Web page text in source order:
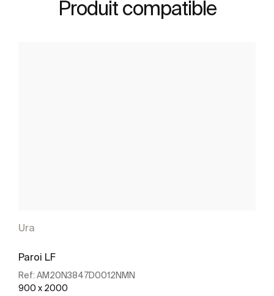
Produit compatible
Ura
Paroi LF
Ref: AM20N3847D0012NMN
900 x 2000